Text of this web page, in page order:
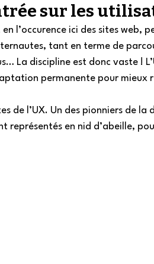
sur les
l’occurence ici des sites web,
tant en terme de
La discipline est donc vaste !
permanente pour mieux
de l’UX. Un des pionniers de la
représentés en nid d’abeille,